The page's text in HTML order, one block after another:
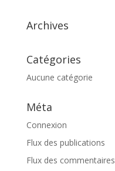
Archives
Catégories
Aucune catégorie
Méta
Connexion
Flux des publications
Flux des commentaires